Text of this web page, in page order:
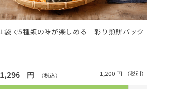
1袋で5種類の味が楽しめる 彩り煎餅パック
1,296 円 （税込） 1,200 円 （税別）